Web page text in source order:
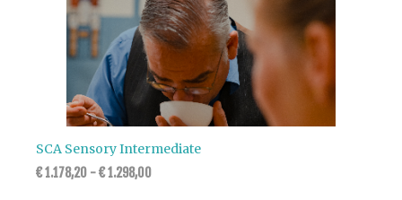
SCA Sensory Intermediate
€1.178,20 -€1.298,00